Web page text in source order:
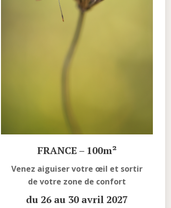
FRANCE – 100m²
Venez aiguiser votre œil et sortir
de votre zone de confort
du 26 au 30 avril 2027